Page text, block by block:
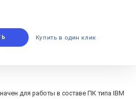
Купить в один клик
для работы в составе ПК типа IBM